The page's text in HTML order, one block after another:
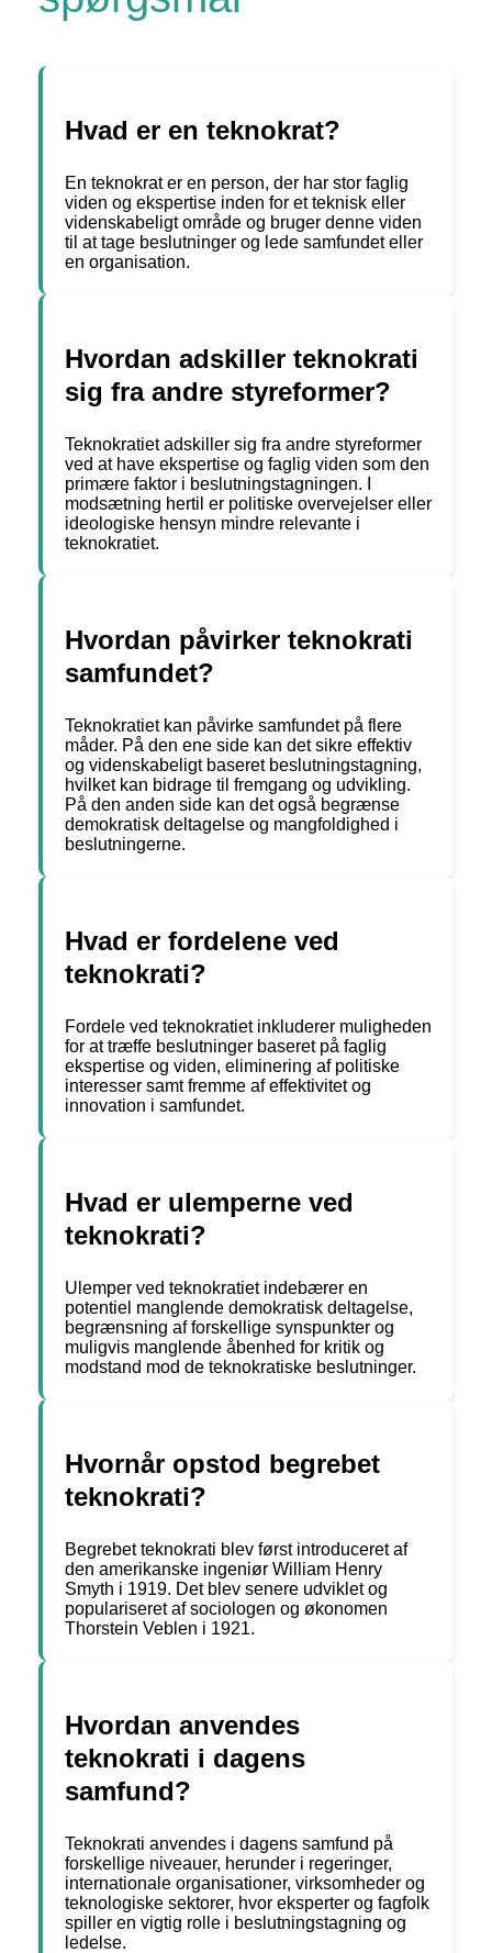
Hvad er en teknokrat?
En teknokrat er en person, der har stor faglig
viden og ekspertise inden for et teknisk eller
videnskabeligt område og bruger denne viden
til at tage beslutninger og lede samfundet eller
en organisation.
Hvordan adskiller teknokrati
sig fra andre styreformer?
Teknokratiet adskiller sig fra andre styreformer
ved at have ekspertise og faglig viden som den
primære faktor i beslutningstagningen. I
modsætning hertil er politiske overvejelser eller
ideologiske hensyn mindre relevante i
teknokratiet.
Hvordan påvirker teknokrati
samfundet?
Teknokratiet kan påvirke samfundet på flere
måder. På den ene side kan det sikre effektiv
og videnskabeligt baseret beslutningstagning,
hvilket kan bidrage til fremgang og udvikling.
På den anden side kan det også begrænse
demokratisk deltagelse og mangfoldighed i
beslutningerne.
Hvad er fordelene ved
teknokrati?
Fordele ved teknokratiet inkluderer muligheden
for at træffe beslutninger baseret på faglig
ekspertise og viden, eliminering af politiske
interesser samt fremme af effektivitet og
innovation i samfundet.
Hvad er ulemperne ved
teknokrati?
Ulemper ved teknokratiet indebærer en
potentiel manglende demokratisk deltagelse,
begrænsning af forskellige synspunkter og
muligvis manglende åbenhed for kritik og
modstand mod de teknokratiske beslutninger.
Hvornår opstod begrebet
teknokrati?
Begrebet teknokrati blev først introduceret af
den amerikanske ingeniør William Henry
Smyth i 1919. Det blev senere udviklet og
populariseret af sociologen og økonomen
Thorstein Veblen i 1921.
Hvordan anvendes
teknokrati i dagens
samfund?
Teknokrati anvendes i dagens samfund på
forskellige niveauer, herunder i regeringer,
internationale organisationer, virksomheder og
teknologiske sektorer, hvor eksperter og fagfolk
spiller en vigtig rolle i beslutningstagning og
ledelse.